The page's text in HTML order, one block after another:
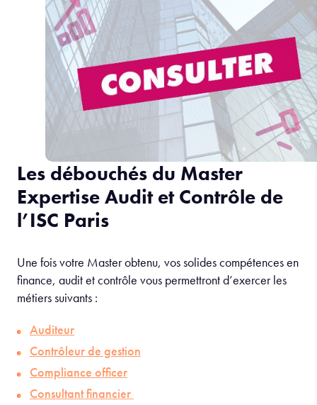
Les débouchés du Master
Expertise Audit et Contrôle de
l’ISC Paris
Une fois votre Master obtenu, vos solides compétences en
finance, audit et contrôle vous permettront d’exercer les
métiers suivants :
Auditeur
Contrôleur de gestion
Compliance officer
Consultant financier